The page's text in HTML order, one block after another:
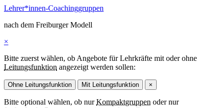
Lehrer*innen-Coaching­gruppen
nach dem Freiburger Modell
×
Bitte zuerst wählen, ob Angebote für Lehrkräfte mit oder ohne
Leitungsfunktion angezeigt werden sollen:
Ohne Leitungsfunktion Mit Leitungsfunktion ×
Bitte optional wählen, ob nurKompaktgruppen oder nur